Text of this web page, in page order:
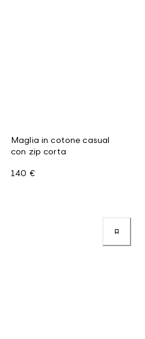
Maglia in cotone casual
con zip corta
140 €